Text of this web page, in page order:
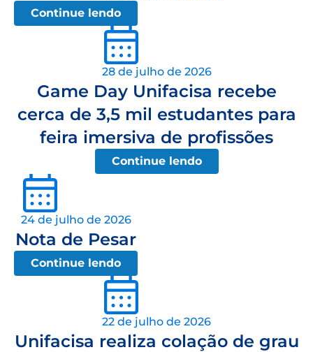
Continue lendo
28 de julho de 2026
Game Day Unifacisa recebe
cerca de 3,5 mil estudantes para
feira imersiva de profissões
Continue lendo
24 de julho de 2026
Nota de Pesar
Continue lendo
22 de julho de 2026
Unifacisa realiza colação de grau